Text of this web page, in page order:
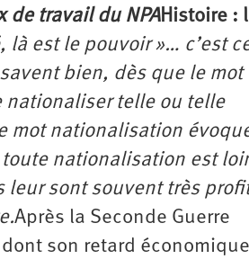
travail du NPAHistoire :
là est le pouvoir »… c’est
bien, dès que le mot
telle ou telle
mot nationalisation
toute nationalisation est
leur sont souvent très
Après la Seconde Guerre
son retard